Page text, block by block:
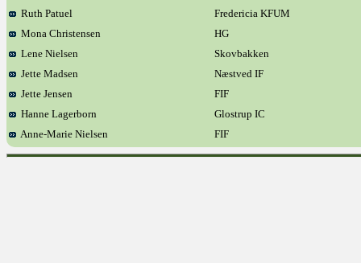
Ruth Patuel
Fredericia KFUM
Mona Christensen
HG
Lene Nielsen
Skovbakken
Jette Madsen
Næstved IF
Jette Jensen
FIF
Hanne Lagerborn
Glostrup IC
Anne-Marie Nielsen
FIF